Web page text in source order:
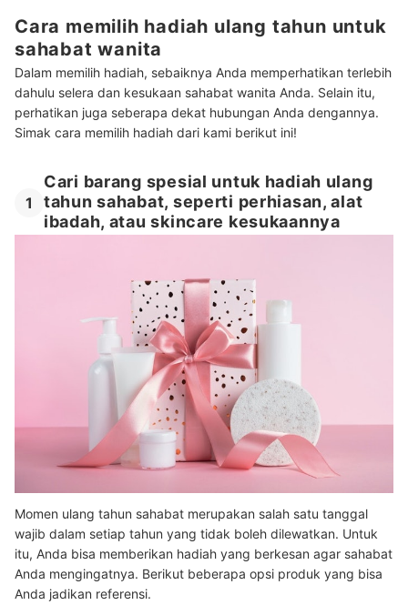
Cara memilih hadiah ulang tahun untuk
sahabat wanita
Dalam memilih hadiah, sebaiknya Anda memperhatikan terlebih
dahulu selera dan kesukaan sahabat wanita Anda. Selain itu,
perhatikan juga seberapa dekat hubungan Anda dengannya.
Simak cara memilih hadiah dari kami berikut ini!
1
Cari barang spesial untuk hadiah ulang
tahun sahabat, seperti perhiasan, alat
ibadah, atau skincare kesukaannya
Momen ulang tahun sahabat merupakan salah satu tanggal
wajib dalam setiap tahun yang tidak boleh dilewatkan. Untuk
itu, Anda bisa memberikan hadiah yang berkesan agar sahabat
Anda mengingatnya. Berikut beberapa opsi produk yang bisa
Anda jadikan referensi.